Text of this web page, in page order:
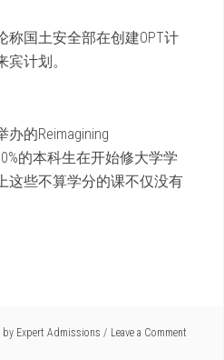
国土安全部在创建OPT计
计划。
的Reimagining
的本科生在开始修大学学
这些不算学分的课不仅没有
by Expert Admissions Leave a Comment